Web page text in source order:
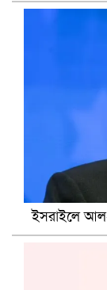
খুলনায়
প্রোটিয়াদের
ইসরাইলে আল-